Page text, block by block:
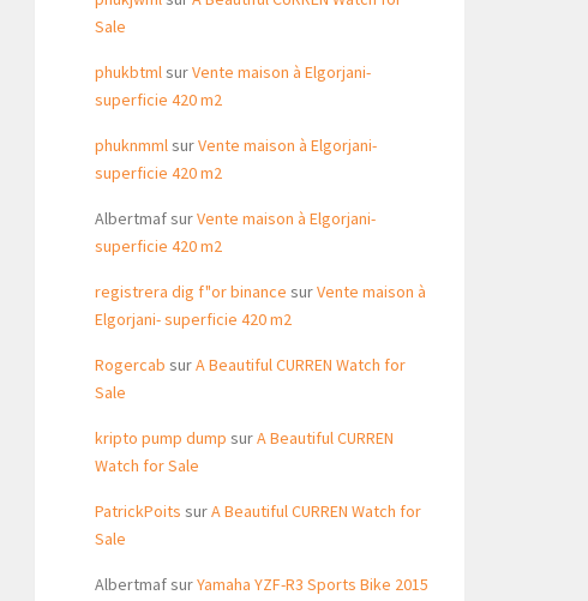
Sale
phukbtmlsurVente maison à Elgorjani-
superficie 420 m2
phuknmmlsurVente maison à Elgorjani-
superficie 420 m2
AlbertmafsurVente maison à Elgorjani-
superficie 420 m2
registrera dig f"or binance surVente maison à
Elgorjani- superficie 420 m2
Rogercab surA Beautiful CURREN Watch for
Sale
kripto pump dump surA Beautiful CURREN
Watch for Sale
PatrickPoits surA Beautiful CURREN Watch for
Sale
AlbertmafsurYamaha YZF-R3 Sports Bike 2015